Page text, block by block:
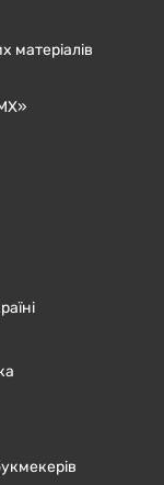
матеріалів